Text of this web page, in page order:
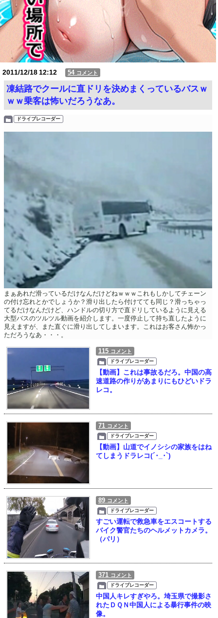
2011/12/1812:12 54 コメント
凍結路でクールに直ドリを決めまくっているバスｗ
ｗｗ乗客は怖いだろうなあ。
ドライブレコーダー
まぁあれだ滑っているだけなんだけどねｗｗｗこれもしかしてチェーン
の付け忘れとかでしょうか？滑り出したら付けてても同じ？滑っちゃっ
てるだけなんだけど、ハンドルの切り方で直ドリしているように見える
大型バスのツルツル動画を紹介します。一度停止して持ち直したように
見えますが、また直ぐに滑り出してしまいます。これはお客さん怖かっ
ただろうなあ・・・。
115 コメント
ドライブレコーダー
【動画】これは事故るだろ。中国の高
速道路の作りがあまりにもひどいドラ
レコ。
71 コメント
ドライブレコーダー
【動画】山道でイノシシの家族をはね
てしまうドラレコ(´･_･`)
89 コメント
ドライブレコーダー
すごい運転で救急車をエスコートする
バイク警官たちのヘルメットカメラ。
（パリ）
371 コメント
ドライブレコーダー
中国人キレすぎやろ。埼玉県で撮影さ
れたＤＱＮ中国人による暴行事件の映
像。